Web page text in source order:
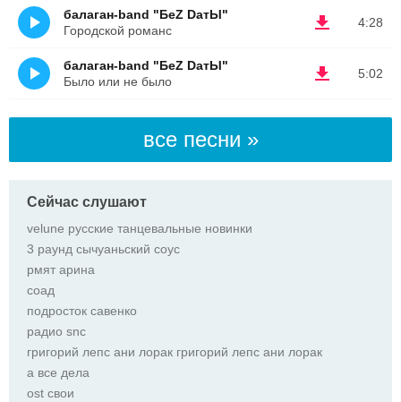
4:28
балаган-band "БеZ DaтЫ"
Городской романс
5:02
балаган-band "БеZ DaтЫ"
Было или не было
все песни »
Сейчас слушают
velune русские танцевальные новинки
3 раунд сычуаньский соус
рмят арина
соад
подросток савенко
радио snc
григорий лепс ани лорак григорий лепс ани лорак
а все дела
ost свои